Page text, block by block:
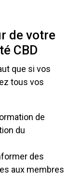
de votre
CBD
que si vos
tous vos
de
du
des
aux membres